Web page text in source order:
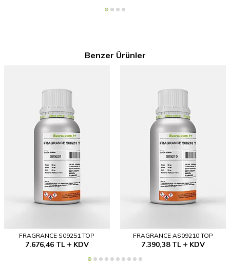
Benzer Ürünler
FRAGRANCE S09251 TOP
7.676,46TL KDV
FRAGRANCE AS09210 TOP
7.390,38TL KDV